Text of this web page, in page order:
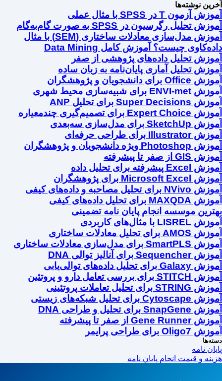
آخرین نوشته‌ها
آموزش آزمون T در SPSS با مثال عملی
آموزش تحلیل رگرسیون در SPSS به صورت گام‌به‌گام
آموزش مدل‌سازی معادلات ساختاری (SEM) با مثال
داده‌کاوی چیست؟ آموزش کامل Data Mining
آموزش تحلیل داده‌های پژوهشی از صفر
آموزش تحلیل آماری پایان‌نامه به زبان ساده
آموزش Office برای دانشجویان و پژوهشگران
آموزش ENVI-met برای شبیه‌سازی محیط شهری
آموزش Super Decisions برای تحلیل ANP
آموزش Expert Choice برای تصمیم‌گیری چندمعیاره
آموزش SketchUp برای مدل‌سازی سه‌بعدی
آموزش Illustrator برای طراحی حرفه‌ای
آموزش Photoshop ویژه دانشجویان و پژوهشگران
آموزش GIS از صفر تا پیشرفته
آموزش Excel پیشرفته برای تحلیل داده
آموزش Microsoft Excel برای پژوهشگران
آموزش NVivo برای تحلیل مصاحبه و داده‌های کیفی
آموزش MAXQDA برای تحلیل داده‌های کیفی
بهترین موسسه انجام پایان نامه تضمینی
آموزش LISREL با مثال‌های کاربردی
آموزش AMOS برای تحلیل معادلات ساختاری
آموزش SmartPLS برای مدل‌سازی معادلات ساختاری
آموزش Sequencher برای آنالیز توالی DNA
آموزش Galaxy برای تحلیل داده‌های توالی‌یابی
آموزش STITCH برای بررسی تعامل دارو و پروتئین
آموزش STRING برای تحلیل تعاملات پروتئینی
آموزش Cytoscape برای تحلیل شبکه‌های زیستی
آموزش SnapGene برای تحلیل و طراحی DNA
آموزش Gene Runner از صفر تا پیشرفته
آموزش Oligo7 برای طراحی پرایمر
دسته‌ها
پایان نامه
هزینه و قیمت انجام پایان نامه